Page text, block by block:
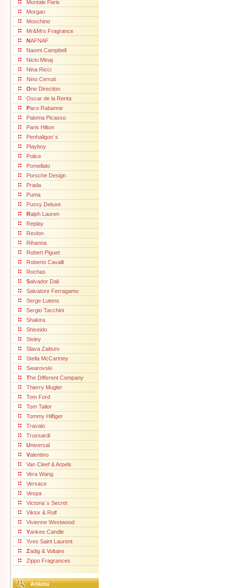
Montale Paris
Morgan
Moschino
Mr&Mrs Fragrance
NAFNAF
Naomi Campbell
Nicki Minaj
Nina Ricci
Nino Cerruti
One Direction
Oscar de la Renta
Paco Rabanne
Paloma Picasso
Paris Hilton
Penhaligon´s
Playboy
Police
Pomellato
Porsche Design
Prada
Puma
Pussy Deluxe
Ralph Lauren
Replay
Revlon
Rihanna
Robert Piguet
Roberto Cavalli
Rochas
Salvador Dali
Salvatore Ferragamo
Serge Lutens
Sergio Tacchini
Shakira
Shiseido
Sisley
Slava Zaitsev
Stella McCartney
Swarovski
The Different Company
Thierry Mugler
Tom Ford
Tom Tailor
Tommy Hilfiger
Travalo
Trussardi
Universal
Valentino
Van Cleef & Arpels
Vera Wang
Versace
Vespa
Victoria´s Secret
Viktor & Rolf
Vivienne Westwood
Yankee Candle
Yves Saint Laurent
Zadig & Voltaire
Zippo Fragrances
Anketa